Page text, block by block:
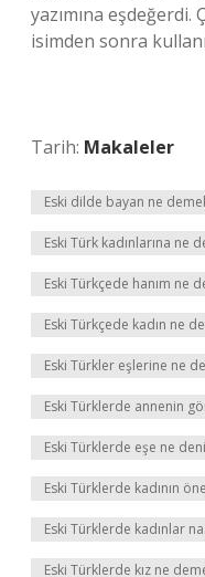
yazımına
isimden sonra
Tarih: Makaleler
Eski dilde bayan ne
Eski Türk kadınlarına ne
Eski Türkçede hanım ne
Eski Türkçede kadın ne
Eski Türkler eşlerine ne
Eski Türklerde annenin
Eski Türklerde eşe ne
Eski Türklerde kadının
Eski Türklerde kadınlar
Eski Türklerde kız ne